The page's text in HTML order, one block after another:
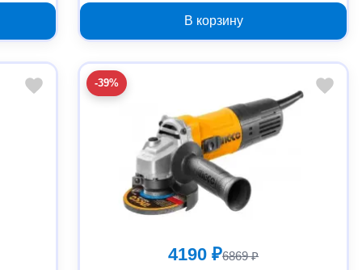
В корзину
-39%
4190 ₽6869 ₽